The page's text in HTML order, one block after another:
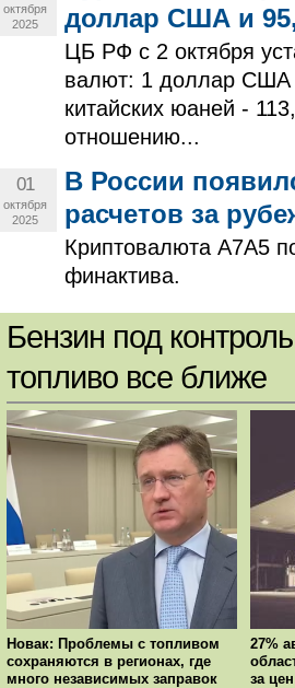
октября
2025
доллар США и
ЦБ РФ с 2 октября
валют: 1 доллар США
китайских юаней -
отношению...
01
октября
2025
В России
расчетов за
Криптовалюта А7А5
финактива.
Бензин под
топливо все ближе
Новак: Проблемы с топливом
сохраняются в регионах, где
много независимых заправок
27%
за